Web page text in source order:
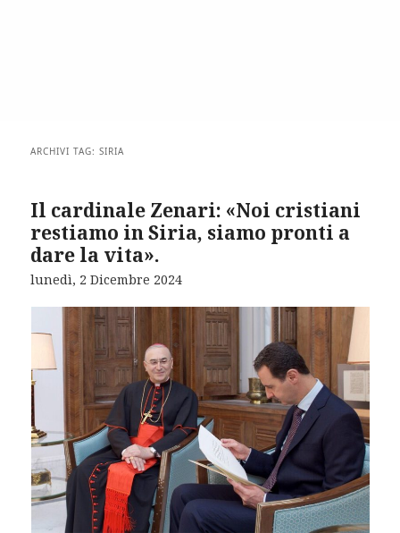
ARCHIVI TAG:SIRIA
Il cardinale Zenari: «Noi cristiani
restiamo in Siria, siamo pronti a
dare la vita».
lunedì, 2 Dicembre 2024